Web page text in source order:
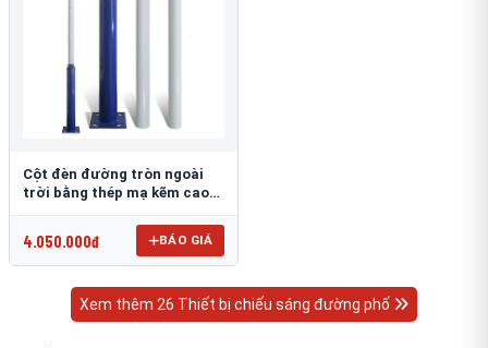
Cột đèn đường tròn ngoài
trời bằng thép mạ kẽm cao
4.050.000đ BÁO GIÁ
Xem thêm 26 Thiết bị chiếu sáng đường phố